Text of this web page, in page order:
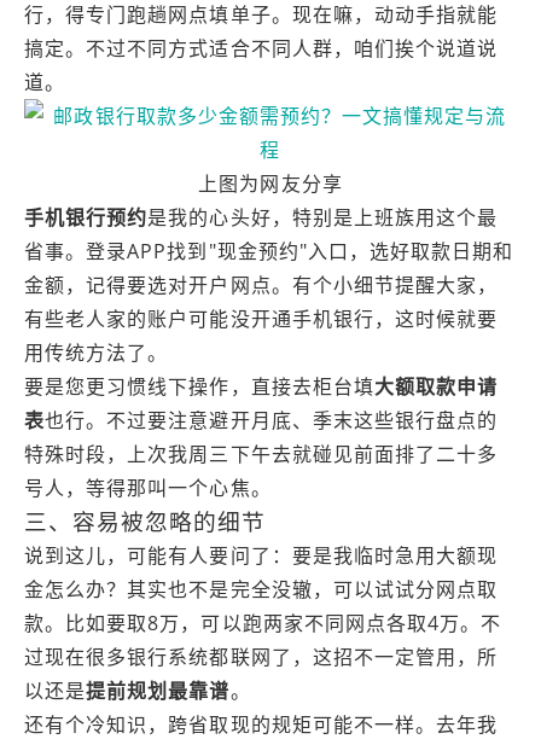
行，得专门跑趟网点填单子。现在嘛，动动手指就能
搞定。不过不同方式适合不同人群，咱们挨个说道说
道。
上图为网友分享
手机银行预约是我的心头好，特别是上班族用这个最
省事。登录APP找到"现金预约"入口，选好取款日期和
金额，记得要选对开户网点。有个小细节提醒大家，
有些老人家的账户可能没开通手机银行，这时候就要
用传统方法了。
要是您更习惯线下操作，直接去柜台填大额取款申请
表也行。不过要注意避开月底、季末这些银行盘点的
特殊时段，上次我周三下午去就碰见前面排了二十多
号人，等得那叫一个心焦。
三、容易被忽略的细节
说到这儿，可能有人要问了：要是我临时急用大额现
金怎么办？其实也不是完全没辙，可以试试分网点取
款。比如要取8万，可以跑两家不同网点各取4万。不
过现在很多银行系统都联网了，这招不一定管用，所
以还是提前规划最靠谱。
还有个冷知识，跨省取现的规矩可能不一样。去年我